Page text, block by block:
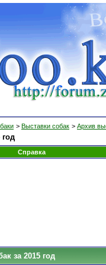
> Выставки собак > Архив
Справка
за 2015 год